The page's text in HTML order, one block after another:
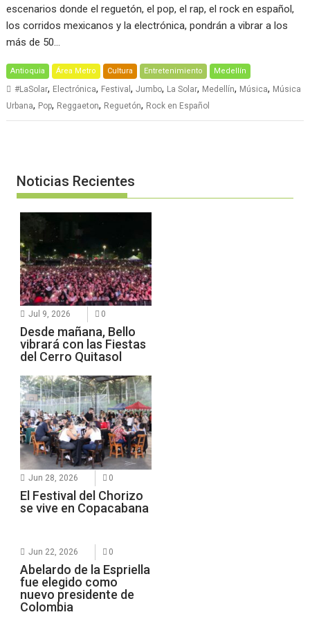
escenarios donde el reguetón, el pop, el rap, el rock en español,
los corridos mexicanos y la electrónica, pondrán a vibrar a los
más de 50…
Antioquia Área Metro Cultura Entretenimiento Medellín
#LaSolar, Electrónica, Festival,Jumbo, La Solar, Medellín, Música, Música
Urbana, Pop, Reggaeton, Reguetón, Rock en Español
Noticias Recientes
Jul 9, 2026 0
Desde mañana, Bello
vibrará con las Fiestas
del Cerro Quitasol
Jun 28, 2026 0
El Festival del Chorizo
se vive en Copacabana
Jun 22, 2026 0
Abelardo de la Espriella
fue elegido como
nuevo presidente de
Colombia